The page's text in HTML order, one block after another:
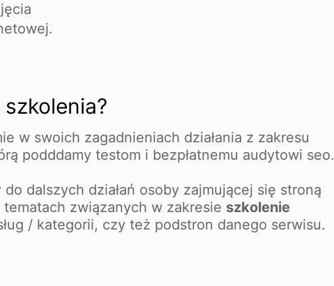
w swoich zagadnieniach działania z zakresu
podddamy testom i bezpłatnemu audytowi seo.
do dalszych działań osoby zajmującej się stroną
związanych w zakresie szkolenie
/ kategorii, czy też podstron danego serwisu.